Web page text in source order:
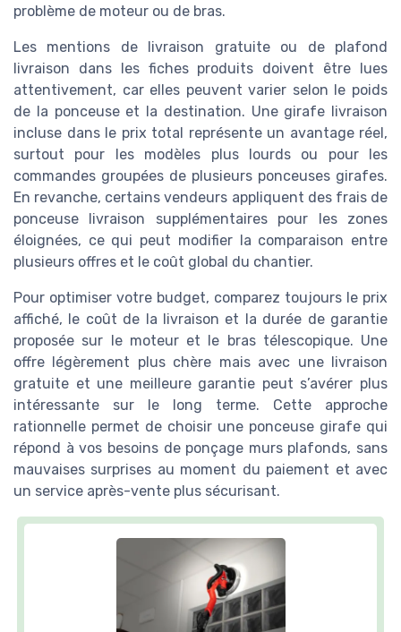
problème de moteur ou de bras.
Les mentions de livraison gratuite ou de plafond
livraison dans les fiches produits doivent être lues
attentivement, car elles peuvent varier selon le poids
de la ponceuse et la destination. Une girafe livraison
incluse dans le prix total représente un avantage réel,
surtout pour les modèles plus lourds ou pour les
commandes groupées de plusieurs ponceuses girafes.
En revanche, certains vendeurs appliquent des frais de
ponceuse livraison supplémentaires pour les zones
éloignées, ce qui peut modifier la comparaison entre
plusieurs offres et le coût global du chantier.
Pour optimiser votre budget, comparez toujours le prix
affiché, le coût de la livraison et la durée de garantie
proposée sur le moteur et le bras télescopique. Une
offre légèrement plus chère mais avec une livraison
gratuite et une meilleure garantie peut s’avérer plus
intéressante sur le long terme. Cette approche
rationnelle permet de choisir une ponceuse girafe qui
répond à vos besoins de ponçage murs plafonds, sans
mauvaises surprises au moment du paiement et avec
un service après-vente plus sécurisant.